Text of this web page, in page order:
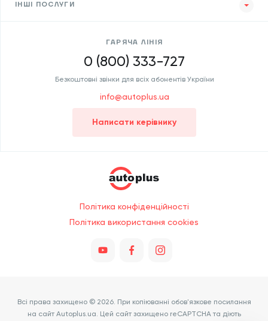
ІНШІ ПОСЛУГИ
ГАРЯЧА ЛІНІЯ
0 (800) 333-727
Безкоштовні звінки для всіх абонентів України
info@autoplus.ua
Написати керівнику
Політика конфіденційності
Політика використання cookies
Всі права захищено © 2026. При копіюванні обов'язкове посилання
на сайт Autoplus.ua. Цей сайт захищено reCAPTCHA та діють